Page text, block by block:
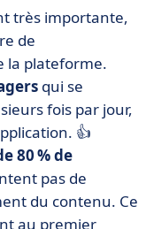
très importante,
de
la plateforme.
qui se
fois par jour,
👍
80 % de
pas de
du contenu. Ce
au premier